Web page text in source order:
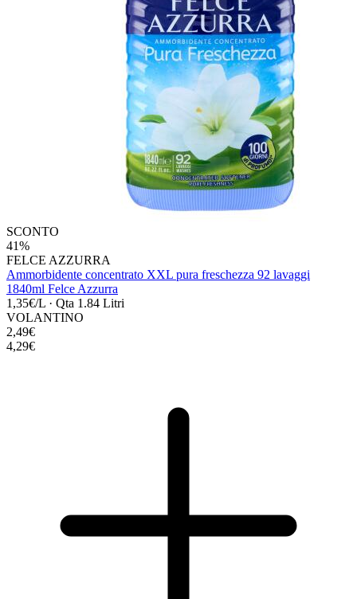
SCONTO
41%
FELCE AZZURRA
Ammorbidente concentrato XXL pura freschezza 92 lavaggi
1840ml Felce Azzurra
1,35€/L · Qta 1.84 Litri
VOLANTINO
2,49€
4,29€